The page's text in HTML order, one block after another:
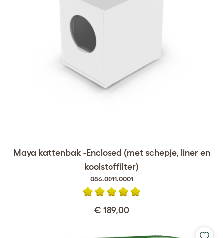
Maya kattenbak -Enclosed (met schepje, liner en
koolstoffilter)
086.0011.0001
€ 189,00